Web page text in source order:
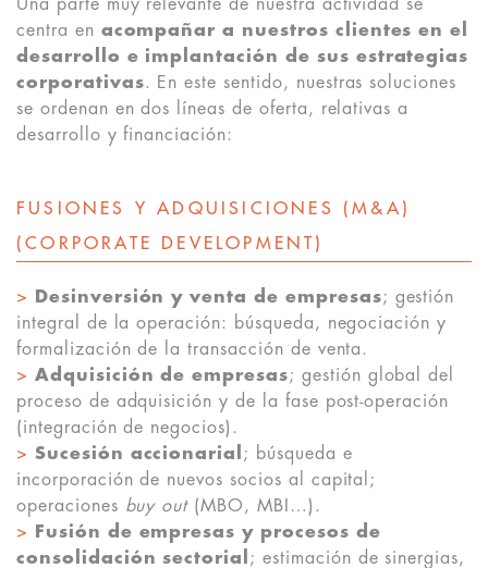
Una parte muy relevante de nuestra actividad se
centra en acompañar a nuestros clientes en el
desarrollo e implantación de sus estrategias
corporativas. En este sentido, nuestras soluciones
se ordenan en dos líneas de oferta, relativas a
desarrollo y financiación:
FUSIONES Y ADQUISICIONES (M&A)
(CORPORATE DEVELOPMENT)
> Desinversión y venta de empresas; gestión
integral de la operación: búsqueda, negociación y
formalización de la transacción de venta.
> Adquisición de empresas; gestión global del
proceso de adquisición y de la fase post-operación
(integración de negocios).
> Sucesión accionarial
; búsqueda e
incorporación de nuevos socios al capital;
operaciones buy out(MBO, MBI…).
>
Fusión de empresas y procesos de
consolidación sectorial
; estimación de sinergias,